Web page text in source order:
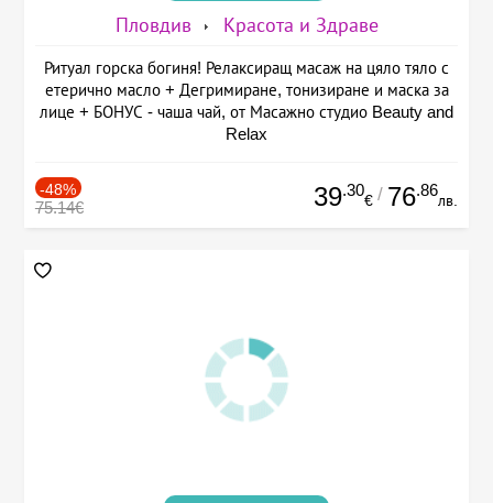
Пловдив Красота и Здраве
Ритуал горска богиня! Релаксиращ масаж на цяло тяло с
етерично масло + Дегримиране, тонизиране и маска за
лице + БОНУС - чаша чай, от Масажно студио Beauty and
Relax
-48%
75.14€ 39.30
€ / 76.86
лв.